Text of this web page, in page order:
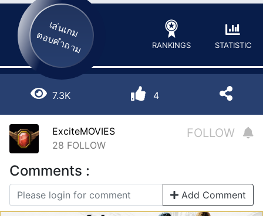
เล่นเกม
ตอบคำถาม RANKINGS STATISTIC
7.3K 4
ExciteMOVIES
28 FOLLOW
FOLLOW
Comments :
Add Comment